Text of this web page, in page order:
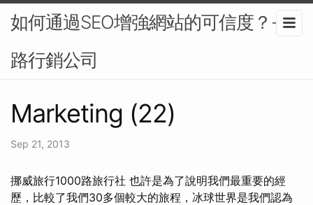
如何通過SEO增強網站的可信度？-網
路行銷公司
Marketing (22)
Sep 21, 2013
挪威旅行1000路旅行社 也許是為了說明我們最重要的經
歷，比較了我們30多個較大的旅程，冰球世界是我們認為